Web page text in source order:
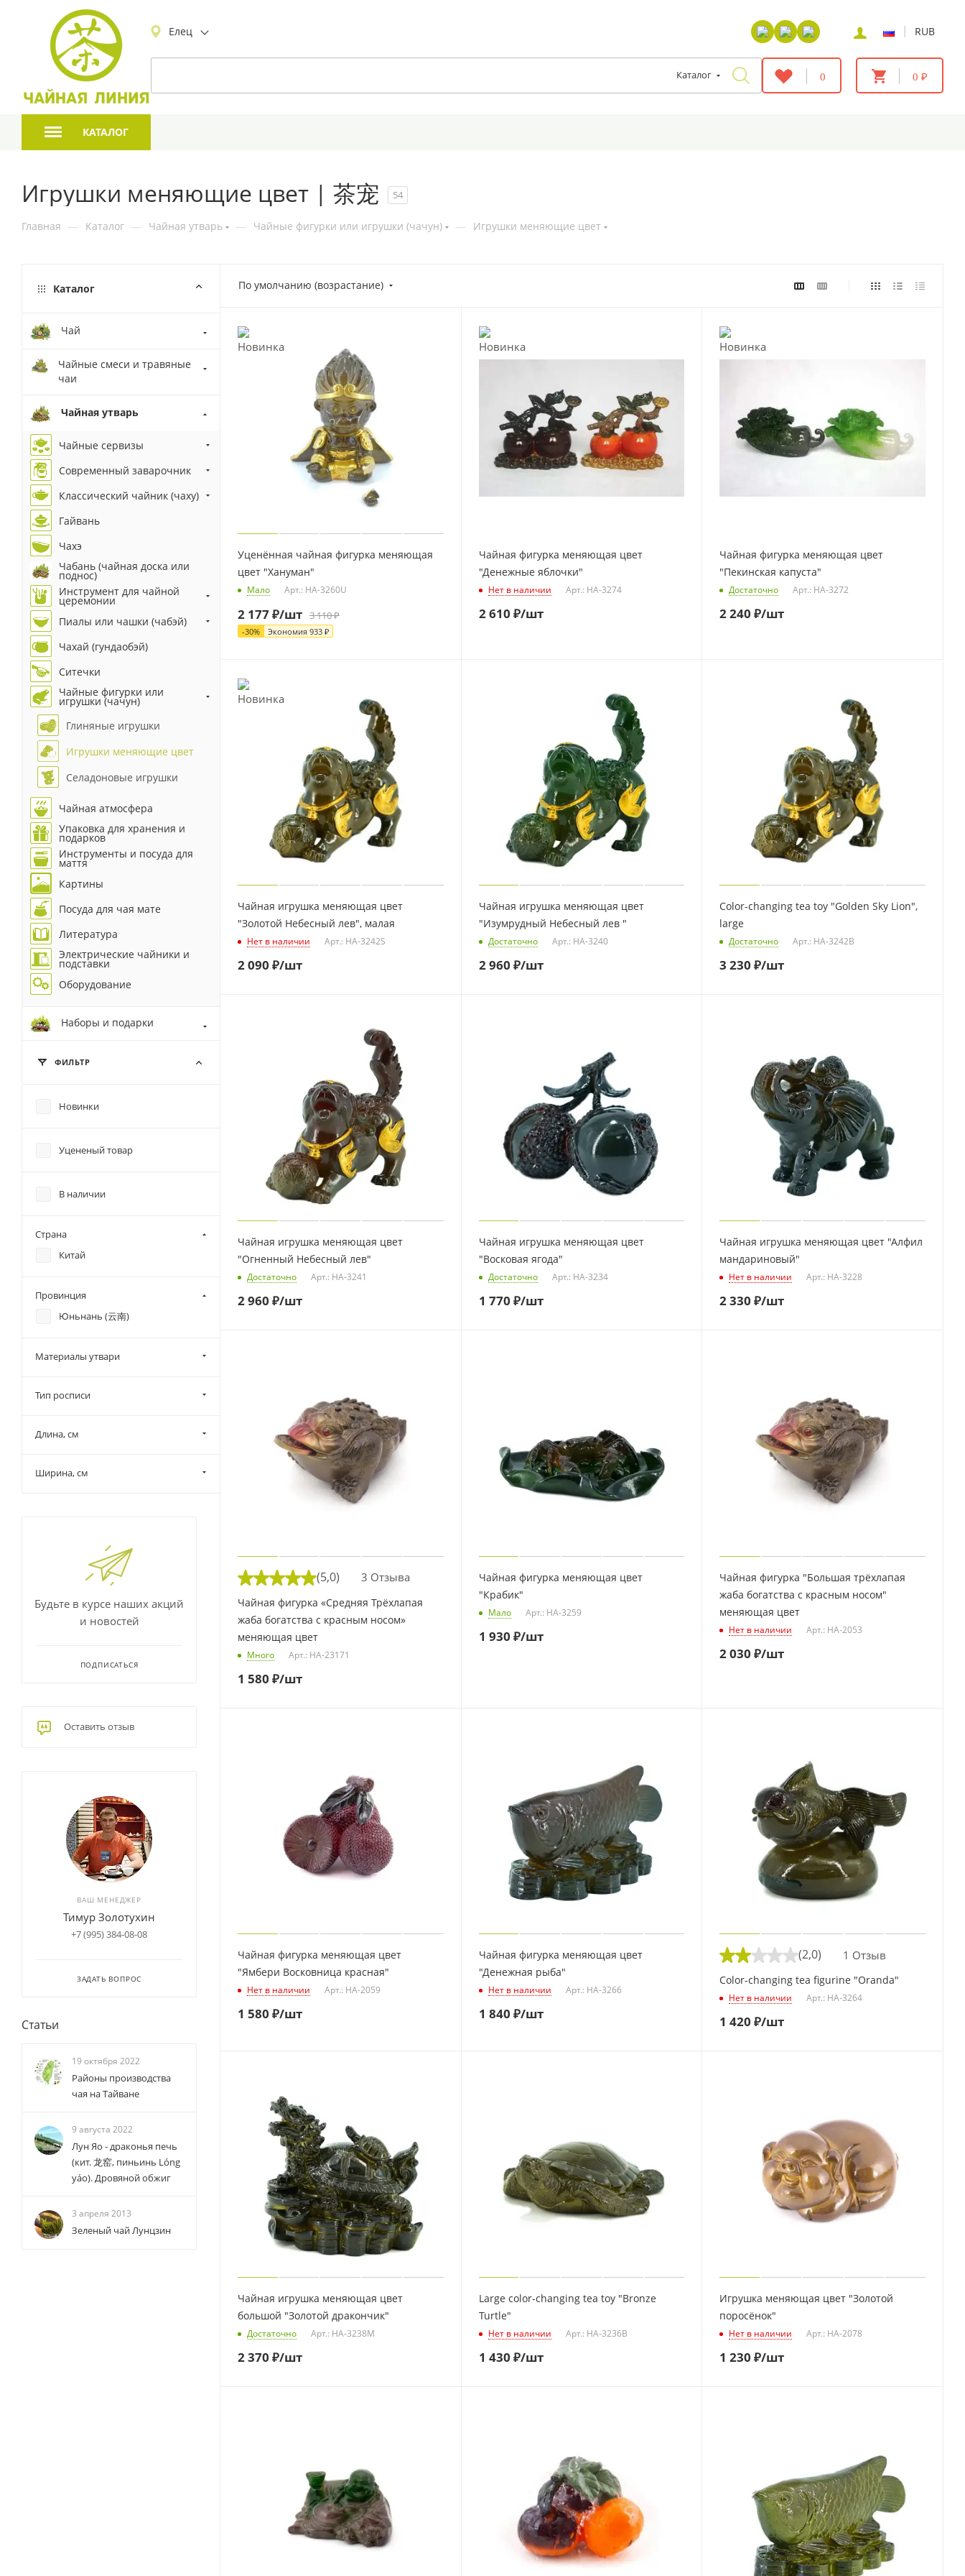
Елец | RUB
Каталог 0 0 ₽
КАТАЛОГ
Игрушки меняющие цвет | 茶宠 54
Главная — Каталог — Чайная утварь — Чайные фигурки или игрушки (чачун) — Игрушки меняющие цвет
По умолчанию (возрастание)
Уценённая чайная фигурка меняющая
цвет "Хануман"
Мало Арт.: HA-3260U
2 177₽/шт 3 110₽
-30% Экономия 933 ₽
Чайная фигурка меняющая цвет
"Денежные яблочки"
Нет в наличии Арт.: HA-3274
2 610 ₽/шт
Чайная фигурка меняющая цвет
"Пекинская капуста"
Достаточно Арт.: HA-3272
2 240 ₽/шт
Чайная игрушка меняющая цвет
"Золотой Небесный лев", малая
Нет в наличии Арт.: HA-3242S
2 090 ₽/шт
Чайная игрушка меняющая цвет
"Изумрудный Небесный лев "
Достаточно Арт.: HA-3240
2 960 ₽/шт
Color-changing tea toy "Golden Sky Lion",
large
Достаточно Арт.: HA-3242B
3 230 ₽/шт
Чайная игрушка меняющая цвет
"Огненный Небесный лев"
Достаточно Арт.: HA-3241
2 960 ₽/шт
Чайная игрушка меняющая цвет
"Восковая ягода"
Достаточно Арт.: HA-3234
1 770 ₽/шт
Чайная игрушка меняющая цвет "Алфил
мандариновый"
Нет в наличии Арт.: HA-3228
2 330 ₽/шт
(5,0) 3 Отзыва
Чайная фигурка «Средняя Трёхлапая
жаба богатства с красным носом»
меняющая цвет
Много Арт.: HA-23171
1 580 ₽/шт
Чайная фигурка меняющая цвет
"Крабик"
Мало Арт.: HA-3259
1 930 ₽/шт
Чайная фигурка "Большая трёхлапая
жаба богатства с красным носом"
меняющая цвет
Нет в наличии Арт.: HA-2053
2 030 ₽/шт
Чайная фигурка меняющая цвет
"Ямбери Восковница красная"
Нет в наличии Арт.: HA-2059
1 580 ₽/шт
Чайная фигурка меняющая цвет
"Денежная рыба"
Нет в наличии Арт.: HA-3266
1 840 ₽/шт
(2,0) 1 Отзыв
Color-changing tea figurine "Oranda"
Нет в наличии Арт.: HA-3264
1 420 ₽/шт
Чайная игрушка меняющая цвет
большой "Золотой дракончик"
Достаточно Арт.: HA-3238M
2 370 ₽/шт
Large color-changing tea toy "Bronze
Turtle"
Нет в наличии Арт.: HA-3236B
1 430 ₽/шт
Игрушка меняющая цвет "Золотой
поросёнок"
Нет в наличии Арт.: HA-2078
1 230 ₽/шт
Каталог
Чай
Чайные смеси и травяные
чаи
Чайная утварь
Чайные сервизы
Современный заварочник
Классический чайник (чаху)
Гайвань
Чахэ
Чабань (чайная доска или
поднос)
Инструмент для чайной
церемонии
Пиалы или чашки (чабэй)
Чахай (гундаобэй)
Ситечки
Чайные фигурки или
игрушки (чачун)
Глиняные игрушки
Игрушки меняющие цвет
Селадоновые игрушки
Чайная атмосфера
Упаковка для хранения и
подарков
Инструменты и посуда для
маття
Картины
Посуда для чая мате
Литература
Электрические чайники и
подставки
Оборудование
Наборы и подарки
ФИЛЬТР
Новинки
Уцененый товар
В наличии
Страна
Китай
Провинция
Юньнань (云南)
Материалы утвари
Тип росписи
Длина, см
Ширина, см
Будьте в курсе наших акций
и новостей
ПОДПИСАТЬСЯ
Оставить отзыв
ВАШ МЕНЕДЖЕР
Тимур Золотухин
+7 (995) 384-08-08
ЗАДАТЬ ВОПРОС
Статьи
19 октября 2022
Районы производства
чая на Тайване
9 августа 2022
Лун Яо - драконья печь
(кит. 龙窑, пиньинь Lóng
yáo). Дровяной обжиг
3 апреля 2013
Зеленый чай Лунцзин